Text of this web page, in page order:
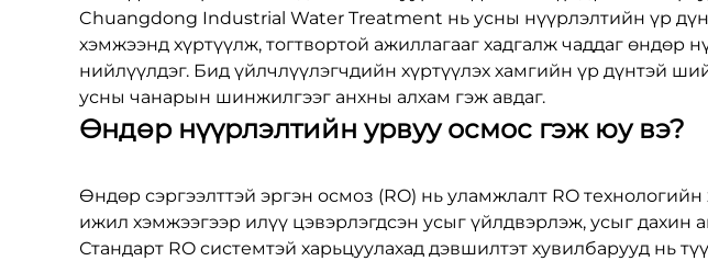
Chuangdong Industrial Water Treatment нь усны нүүрлэлтийн үр
хэмжээнд хүртүүлж, тогтвортой ажиллагааг хадгалж чаддаг өндөр
нийлүүлдэг. Бид үйлчлүүлэгчдийн хүртүүлэх хамгийн үр дүнтэй
усны чанарын шинжилгээг анхны алхам гэж авдаг.
Өндөр нүүрлэлтийн урвуу осмос гэж юу вэ?
Өндөр сэргээлттэй эргэн осмоз (RO) нь уламжлалт RO технологийн
ижил хэмжээгээр илүү цэвэрлэгдсэн усыг үйлдвэрлэж, усыг дахин
Стандарт RO системтэй харьцуулахад дэвшилтэт хувилбарууд нь